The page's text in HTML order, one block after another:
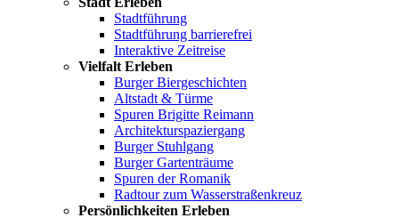
Stadtführung
Stadtführung barrierefrei
Interaktive Zeitreise
Vielfalt Erleben
Burger Biergeschichten
Altstadt & Türme
Spuren Brigitte Reimann
Architekturspaziergang
Burger Stuhlgang
Burger Gartenträume
Spuren der Romanik
Radtour zum Wasserstraßenkreuz
Persönlichkeiten Erleben